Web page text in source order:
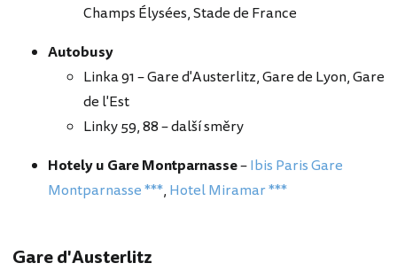
Champs Élysées, Stade de France
Autobusy
Linka 91 – Gare d'Austerlitz, Gare de Lyon, Gare
de l'Est
Linky 59, 88 – další směry
Hotely u Gare Montparnasse–Ibis Paris Gare
Montparnasse ***, Hotel Miramar ***
Gare d'Austerlitz